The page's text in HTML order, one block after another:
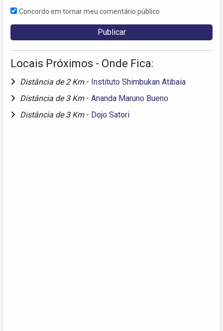
Concordo em tornar meu comentário público
Locais Próximos - Onde Fica:
Distância de 2 Km - Instituto Shimbukan Atibaia
Distância de 3 Km - Ananda Maruno Bueno
Distância de 3 Km - Dojo Satori